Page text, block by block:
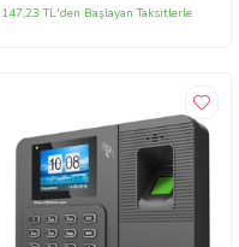
147,23 TL'den Başlayan Taksitlerle